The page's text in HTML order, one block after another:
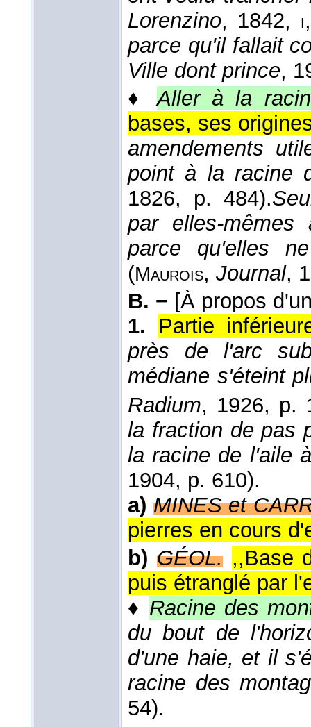
Lorenzino, 1842, i
parce qu'il fallait
Ville dont prince,
♦Aller à la
bases, ses
amendements
point à la racine
1826, p. 484).
par elles-
parce qu'elles
(Maurois, Journal,
B. − [À propos
1.
Partie
près de l'arc
médiane s'éteint
Radium, 1926, p.
la fraction de pas
la racine de l'aile
1904, p. 610).
a) MINES et
pierres en cours
b) GÉOL. ,,Base
puis étranglé par
♦ Racine des
du bout de
d'une haie, et il
racine des
54).